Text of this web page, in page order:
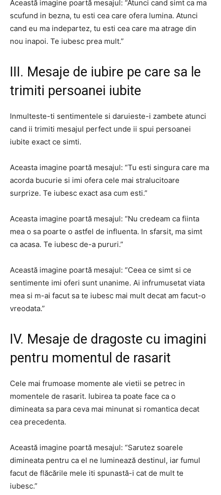
Această imagine poartă mesajul: “Atunci cand simt ca ma
scufund in bezna, tu esti cea care ofera lumina. Atunci
cand eu ma indepartez, tu esti cea care ma atrage din
nou inapoi. Te iubesc prea mult.”
III. Mesaje de iubire pe care sa le
trimiti persoanei iubite
Inmulteste-ti sentimentele si daruieste-i zambete atunci
cand ii trimiti mesajul perfect unde ii spui persoanei
iubite exact ce simti.
Aceasta imagine poartă mesajul: “Tu esti singura care ma
acorda bucurie si imi ofera cele mai stralucitoare
surprize. Te iubesc exact asa cum esti.”
Aceasta imagine poartă mesajul: “Nu credeam ca fiinta
mea o sa poarte o astfel de influenta. In sfarsit, ma simt
ca acasa. Te iubesc de-a pururi.”
Această imagine poartă mesajul: “Ceea ce simt si ce
sentimente imi oferi sunt unanime. Ai infrumusetat viata
mea si m-ai facut sa te iubesc mai mult decat am facut-o
vreodata.”
IV. Mesaje de dragoste cu imagini
pentru momentul de rasarit
Cele mai frumoase momente ale vietii se petrec in
momentele de rasarit. Iubirea ta poate face ca o
dimineata sa para ceva mai minunat si romantica decat
cea precedenta.
Această imagine poartă mesajul: “Sarutez soarele
dimineata pentru ca el ne luminează destinul, iar fumul
facut de flăcările mele iti spunastă-i cat de mult te
iubesc.”